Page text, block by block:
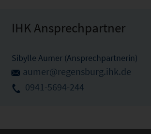
IHK Ansprechpartner
Sibylle Aumer (Ansprechpartnerin)
aumer@regensburg.ihk.de
0941-5694-244